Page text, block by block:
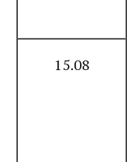
15.08